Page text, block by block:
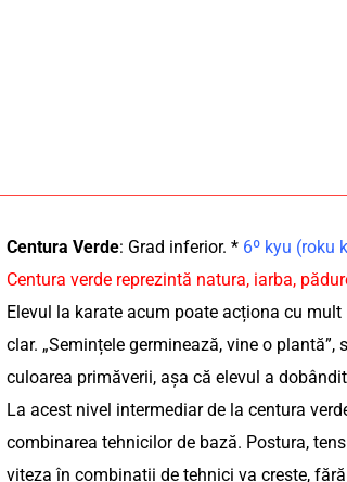
Centura Verde: Grad inferior. * 6º kyu (roku
Centura verde reprezintă natura, iarba,
Elevul la karate acum poate acționa cu
clar. „Semințele germinează, vine o
culoarea primăverii, așa că elevul a
La acest nivel intermediar de la centura
combinarea tehnicilor de bază. Postura,
viteza în combinații de tehnici va crește,